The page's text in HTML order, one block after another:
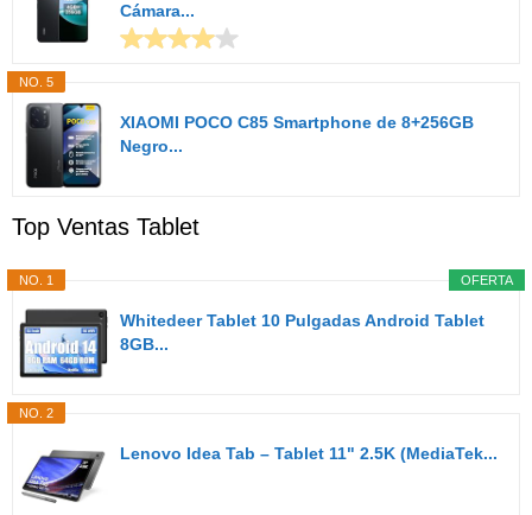
Cámara...
NO. 5
XIAOMI POCO C85 Smartphone de 8+256GB
Negro...
Top Ventas Tablet
OFERTA
NO. 1
Whitedeer Tablet 10 Pulgadas Android Tablet
8GB...
NO. 2
Lenovo Idea Tab – Tablet 11" 2.5K (MediaTek...